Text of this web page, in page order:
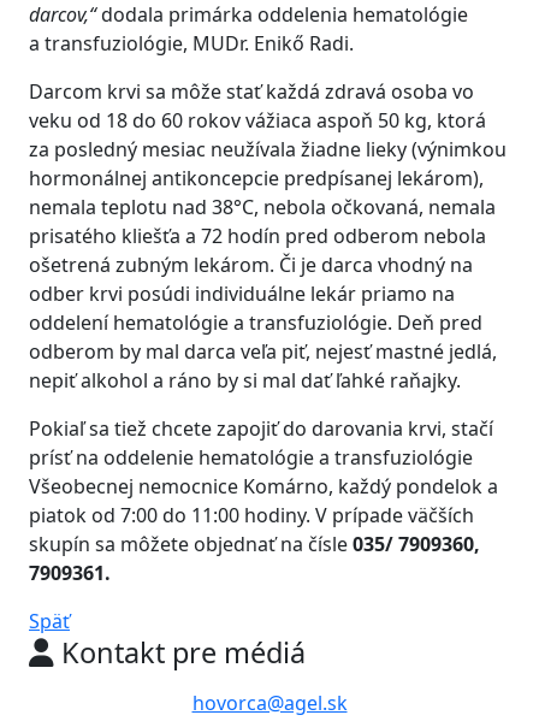
darcov,“dodala primárka oddelenia hematológie
a transfuziológie, MUDr. Enikő Radi.
Darcom krvi sa môže stať každá zdravá osoba vo
veku od 18 do 60 rokov vážiaca aspoň 50 kg, ktorá
za posledný mesiac neužívala žiadne lieky (výnimkou
hormonálnej antikoncepcie predpísanej lekárom),
nemala teplotu nad 38°C, nebola očkovaná, nemala
prisatého kliešťa a 72 hodín pred odberom nebola
ošetrená zubným lekárom. Či je darca vhodný na
odber krvi posúdi individuálne lekár priamo na
oddelení hematológie a transfuziológie. Deň pred
odberom by mal darca veľa piť, nejesť mastné jedlá,
nepiť alkohol a ráno by si mal dať ľahké raňajky.
Pokiaľ sa tiež chcete zapojiť do darovania krvi, stačí
prísť na oddelenie hematológie a transfuziológie
Všeobecnej nemocnice Komárno, každý pondelok a
piatok od 7:00 do 11:00 hodiny. V prípade väčších
skupín sa môžete objednať na čísle035/ 7909360,
7909361.
Späť
Kontakt pre médiá
hovorca@agel.sk